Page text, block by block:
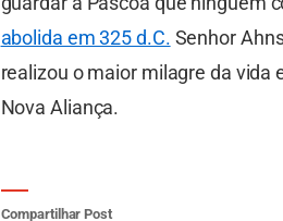
abolida em 325 d.C. Senhor
realizou o maior milagre da vida
Nova Aliança.
Compartilhar Post